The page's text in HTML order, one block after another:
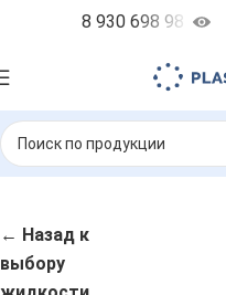
8 930 698 98 38
← Назад к
выбору